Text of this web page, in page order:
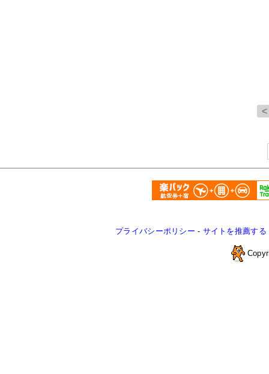
プライバシーポリシー - サイトを推薦する